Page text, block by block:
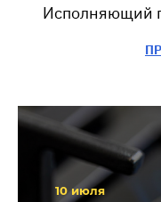
10 июля
Исполняющий